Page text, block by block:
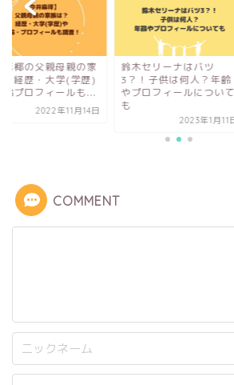
麻椰の父親母親の家
？経歴・大学(学歴)
齢プロフィールも...
2022年11月14日
鈴木セリーナはバツ
3？！子供は何人？年齢
やプロフィールについて
も
2023年1月11
COMMENT